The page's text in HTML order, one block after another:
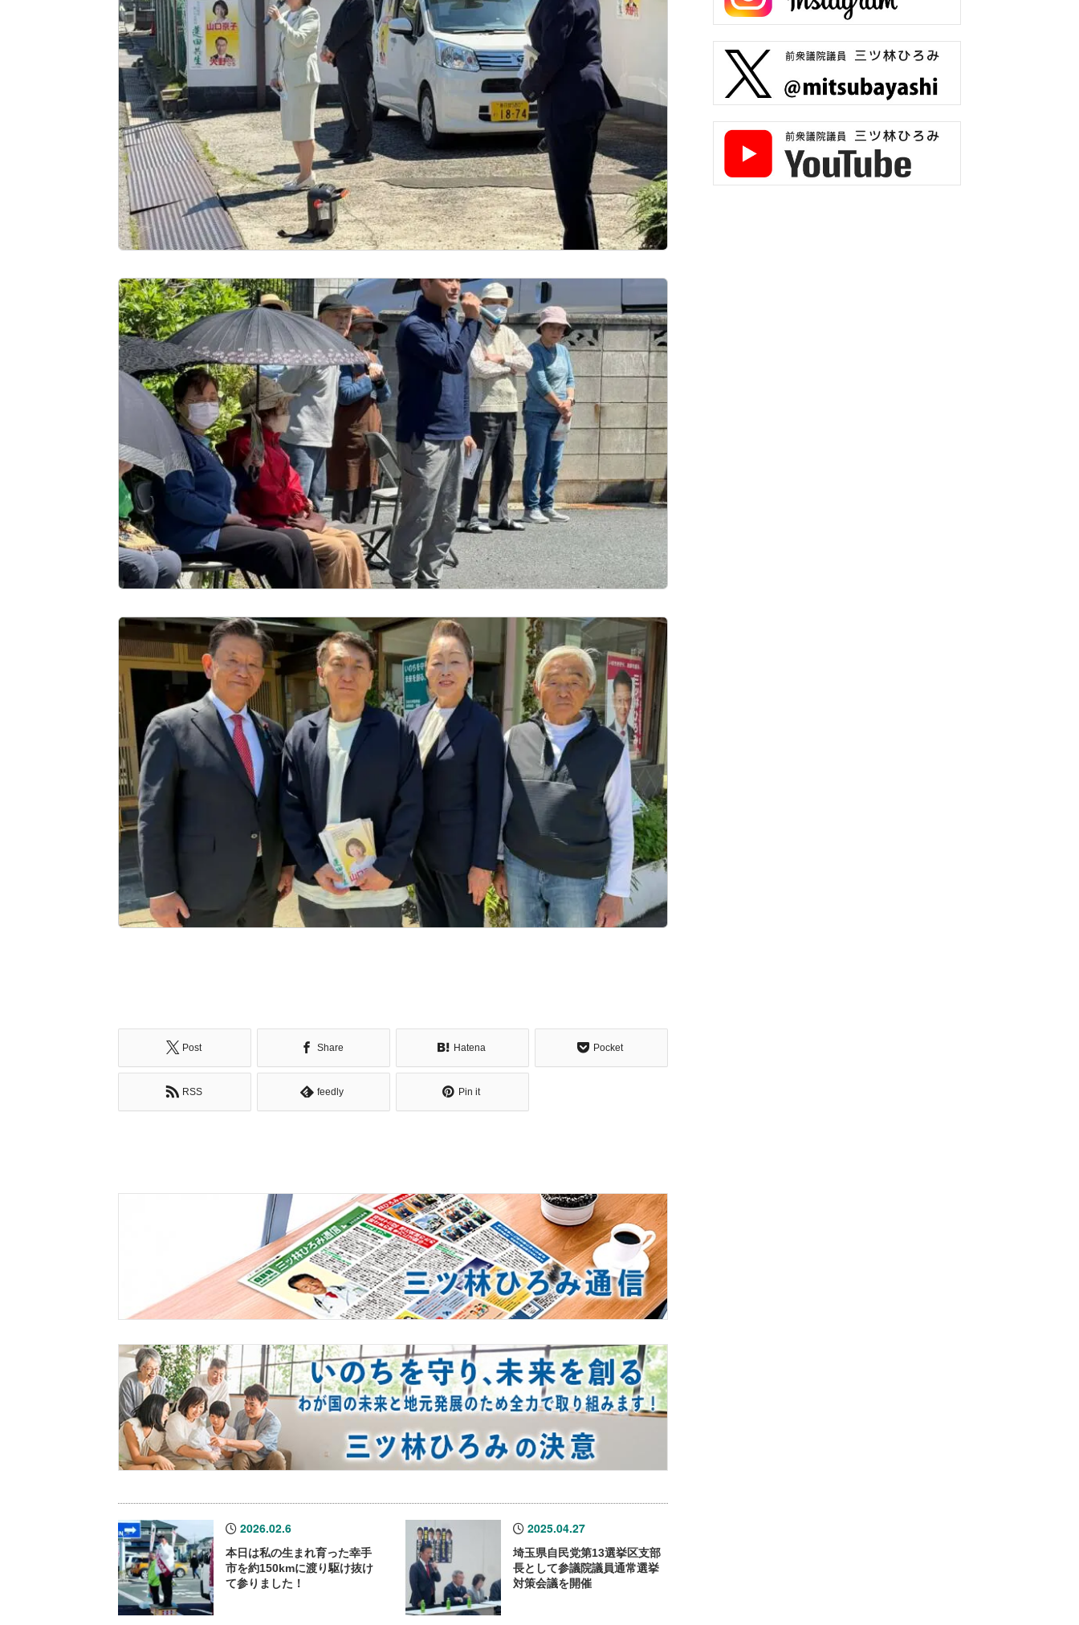
Post Share Hatena Pocket
RSS feedly Pin it
2026.02.6
本日は私の生まれ育った幸手
市を約150kmに渡り駆け抜け
て参りました！
2025.04.27
埼玉県自民党第13選挙区支部
長として参議院議員通常選挙
対策会議を開催